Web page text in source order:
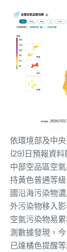
依環境部及中
(29)日預報資料
中部空品區空
持黃色普通等
國沿海污染物
外污染物移入
空氣污染物易
測數據發現，
已達橘色提醒